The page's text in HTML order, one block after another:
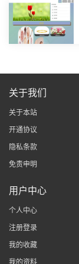
关于我们
关于本站
开通协议
隐私条款
免责申明
用户中心
个人中心
注册登录
我的收藏
我的资料